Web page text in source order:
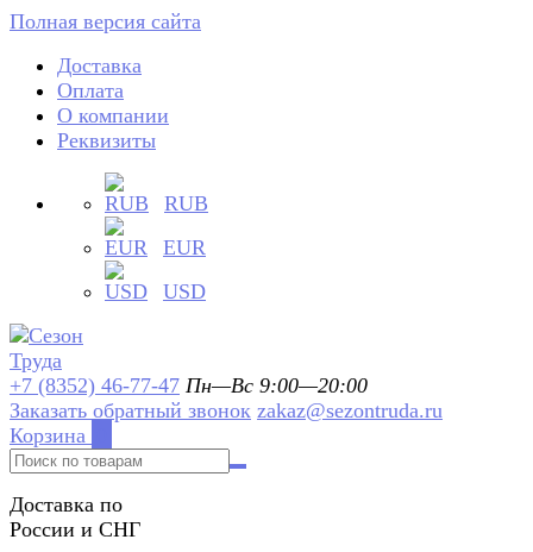
Полная версия сайта
Доставка
Оплата
О компании
Реквизиты
RUB
EUR
USD
+7 (8352) 46-77-47 Пн—Вс 9:00—20:00
Заказать обратный звонок zakaz@sezontruda.ru
Корзина
Доставка по
России и СНГ